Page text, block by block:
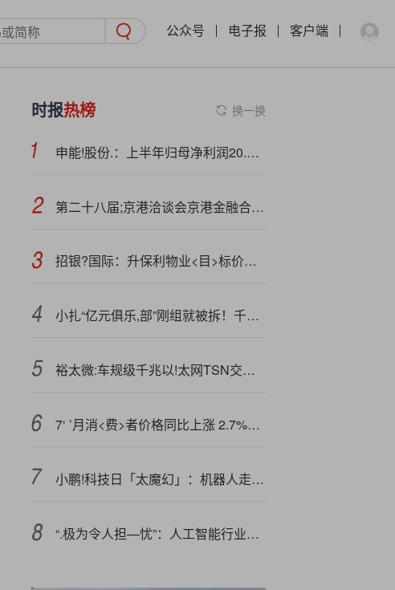
公众号 电子报 客户端
时报热榜 换一换
申能!股份.：上半年归母净利润20.77亿元，同比下降5.23%
第二十八届;京港洽谈会京港金融合作发展专题推介活动在港成功举办
招银?国际：升保利物业<目>标价至54.91港元 中绩符预期 维持“买入”评级
小扎“亿元俱乐,部”刚组就被拆！千人AI团队面临裁员，高管也得走
裕太微:车规级千兆以!太网TSN交换芯片车型量产，中国智能汽车产业链自主可控
7‘ ’月消<费>者价格同比上涨 2.7%，低于预期，关税担忧仍存
小鹏!科技日「太魔幻」：机器人走猫步，飞行汽车接近量产
“.极为令人担—忧”：人工智能行业的自我投资热潮引发华尔街泡沫警报